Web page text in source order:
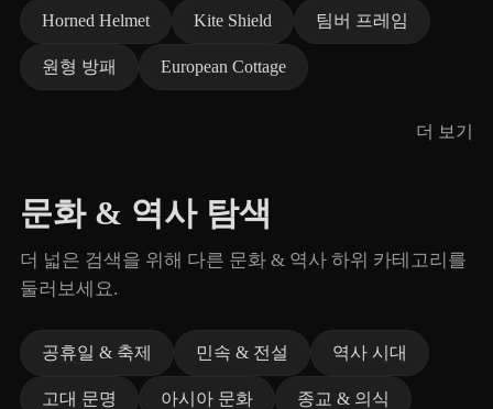
Horned Helmet Kite Shield 팀버 프레임
원형 방패 European Cottage
더 보기
문화 & 역사 탐색
더 넓은 검색을 위해 다른 문화 & 역사 하위 카테고리를
둘러보세요.
공휴일 & 축제 민속 & 전설 역사 시대
고대 문명 아시아 문화 종교 & 의식